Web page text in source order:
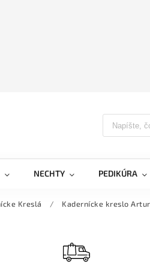
NECHTY PEDIKÚRA
Kreslá / Kadernícke kreslo